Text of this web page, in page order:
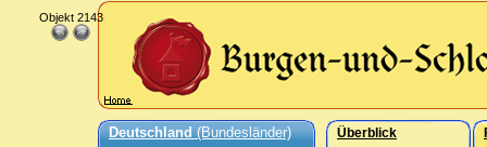
Deutschland(Bundesländer) Überblick
Objekt 2143